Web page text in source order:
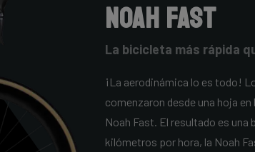
Noah Fast
La bicicleta más rápida
¡La aerodinámica lo es todo!
comenzaron desde una hoja
Noah Fast. El resultado es una
kilómetros por hora, la Noah